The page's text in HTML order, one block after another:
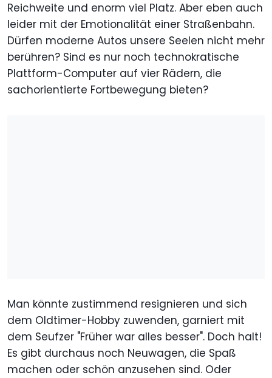
Reichweite und enorm viel Platz. Aber eben auch
leider mit der Emotionalität einer Straßenbahn.
Dürfen moderne Autos unsere Seelen nicht mehr
berühren? Sind es nur noch technokratische
Plattform-Computer auf vier Rädern, die
sachorientierte Fortbewegung bieten?
Man könnte zustimmend resignieren und sich
dem Oldtimer-Hobby zuwenden, garniert mit
dem Seufzer "Früher war alles besser". Doch halt!
Es gibt durchaus noch Neuwagen, die Spaß
machen oder schön anzusehen sind. Oder